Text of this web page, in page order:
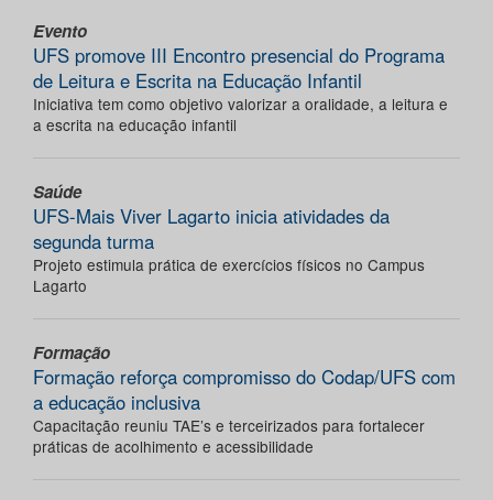
Evento
UFS promove III Encontro presencial do Programa
de Leitura e Escrita na Educação Infantil
Iniciativa tem como objetivo valorizar a oralidade, a leitura e
a escrita na educação infantil
Saúde
UFS-Mais Viver Lagarto inicia atividades da
segunda turma
Projeto estimula prática de exercícios físicos no Campus
Lagarto
Formação
Formação reforça compromisso do Codap/UFS com
a educação inclusiva
Capacitação reuniu TAE’s e terceirizados para fortalecer
práticas de acolhimento e acessibilidade